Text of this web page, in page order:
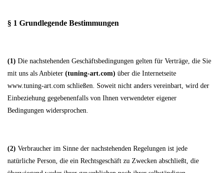
§ 1 Grundlegende Bestimmungen
(1) Die nachstehenden Geschäftsbedingungen gelten für Verträge, die Sie
mit uns als Anbieter (tuning-art.com) über die Internetseite
www.tuning-art.com schließen. Soweit nicht anders vereinbart, wird der
Einbeziehung gegebenenfalls von Ihnen verwendeter eigener
Bedingungen widersprochen.
(2) Verbraucher im Sinne der nachstehenden Regelungen ist jede
natürliche Person, die ein Rechtsgeschäft zu Zwecken abschließt, die